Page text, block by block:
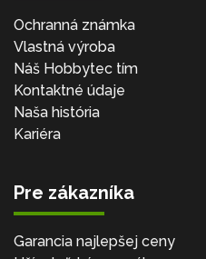
Ochranná známka
Vlastná výroba
Náš Hobbytec tím
Kontaktné údaje
Naša história
Kariéra
Pre zákazníka
Garancia najlepšej ceny